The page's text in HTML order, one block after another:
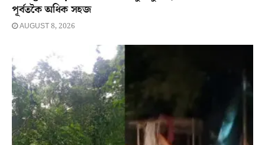
পূৰ্বতকৈ অধিক সহজ
AUGUST 8, 2026